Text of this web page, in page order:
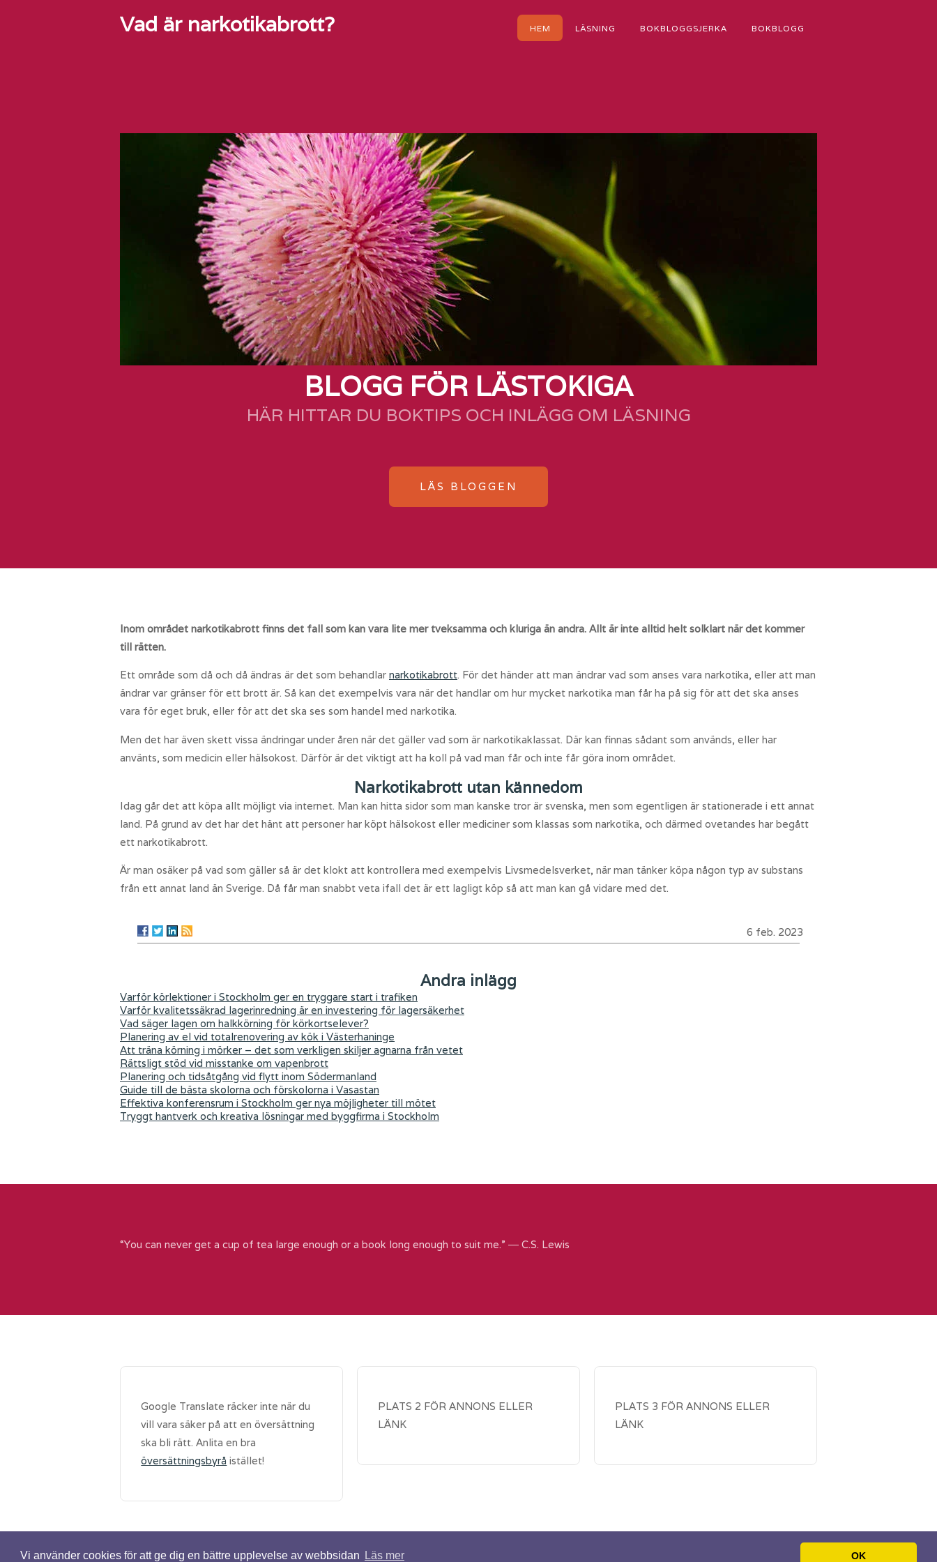
Vi använder cookies för att ge dig en bättre upplevelse av webbsidan Läs mer OK
Vad är narkotikabrott? HEM LÄSNING BOKBLOGGSJERKA BOKBLOGG
BLOGG FÖR LÄSTOKIGA
HÄR HITTAR DU BOKTIPS OCH INLÄGG OM LÄSNING
LÄS BLOGGEN
Inom området narkotikabrott finns det fall som kan vara lite mer tveksamma och kluriga än andra. Allt är inte alltid helt solklart när det kommer
till rätten.
Ett område som då och då ändras är det som behandlar narkotikabrott. För det händer att man ändrar vad som anses vara narkotika, eller att man
ändrar var gränser för ett brott är. Så kan det exempelvis vara när det handlar om hur mycket narkotika man får ha på sig för att det ska anses
vara för eget bruk, eller för att det ska ses som handel med narkotika.
Men det har även skett vissa ändringar under åren när det gäller vad som är narkotikaklassat. Där kan finnas sådant som används, eller har
använts, som medicin eller hälsokost. Därför är det viktigt att ha koll på vad man får och inte får göra inom området.
Narkotikabrott utan kännedom
Idag går det att köpa allt möjligt via internet. Man kan hitta sidor som man kanske tror är svenska, men som egentligen är stationerade i ett annat
land. På grund av det har det hänt att personer har köpt hälsokost eller mediciner som klassas som narkotika, och därmed ovetandes har begått
ett narkotikabrott.
Är man osäker på vad som gäller så är det klokt att kontrollera med exempelvis Livsmedelsverket, när man tänker köpa någon typ av substans
från ett annat land än Sverige. Då får man snabbt veta ifall det är ett lagligt köp så att man kan gå vidare med det.
6 feb. 2023
Andra inlägg
Varför körlektioner i Stockholm ger en tryggare start i trafiken
Varför kvalitetssäkrad lagerinredning är en investering för lagersäkerhet
Vad säger lagen om halkkörning för körkortselever?
Planering av el vid totalrenovering av kök i Västerhaninge
Att träna körning i mörker – det som verkligen skiljer agnarna från vetet
Rättsligt stöd vid misstanke om vapenbrott
Planering och tidsåtgång vid flytt inom Södermanland
Guide till de bästa skolorna och förskolorna i Vasastan
Effektiva konferensrum i Stockholm ger nya möjligheter till mötet
Tryggt hantverk och kreativa lösningar med byggfirma i Stockholm
“You can never get a cup of tea large enough or a book long enough to suit me.” ― C.S. Lewis
Google Translate räcker inte när du
vill vara säker på att en översättning
ska bli rätt. Anlita en bra
översättningsbyrå istället!
PLATS 2 FÖR ANNONS ELLER
LÄNK
PLATS 3 FÖR ANNONS ELLER
LÄNK